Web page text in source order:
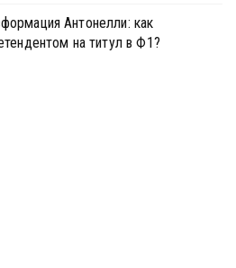
Антонелли: как
на титул в Ф1?